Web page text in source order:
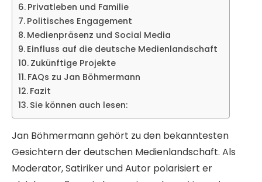
Privatleben und Familie
Politisches Engagement
Medienpräsenz und Social Media
Einfluss auf die deutsche Medienlandschaft
Zukünftige Projekte
FAQs zu Jan Böhmermann
Fazit
Sie können auch lesen:
Jan Böhmermann gehört zu den bekanntesten
Gesichtern der deutschen Medienlandschaft. Als
Moderator, Satiriker und Autor polarisiert er